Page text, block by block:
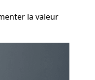
la valeur